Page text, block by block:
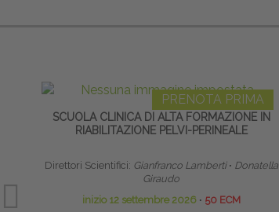
PRENOTA PRIMA
SCUOLA CLINICA DI ALTA FORMAZIONE IN
RIABILITAZIONE PELVI-PERINEALE
Direttori Scientifici: Gianfranco Lamberti ∙ Donatella
Giraudo
inizio 12 settembre 2026 ∙ 50 ECM